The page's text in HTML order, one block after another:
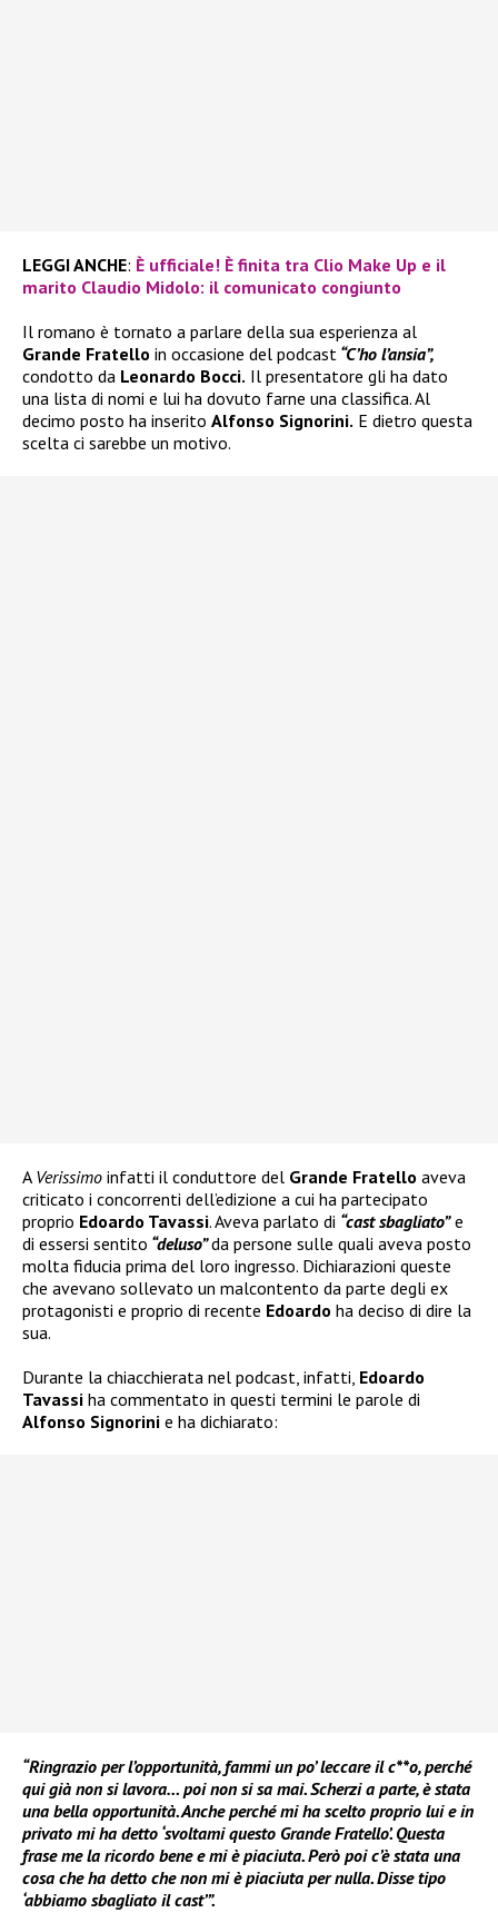
LEGGI ANCHE: È ufficiale! È finita tra Clio Make Up e il
marito Claudio Midolo: il comunicato congiunto
Il romano è tornato a parlare della sua esperienza al
Grande Fratello in occasione del podcast “C’ho l’ansia”,
condotto da Leonardo Bocci. Il presentatore gli ha dato
una lista di nomi e lui ha dovuto farne una classifica. Al
decimo posto ha inserito Alfonso Signorini. E dietro questa
scelta ci sarebbe un motivo.
A Verissimo infatti il conduttore del Grande Fratello aveva
criticato i concorrenti dell’edizione a cui ha partecipato
proprio Edoardo Tavassi. Aveva parlato di “cast sbagliato”e
di essersi sentito “deluso”da persone sulle quali aveva posto
molta fiducia prima del loro ingresso. Dichiarazioni queste
che avevano sollevato un malcontento da parte degli ex
protagonisti e proprio di recente Edoardo ha deciso di dire la
sua.
Durante la chiacchierata nel podcast, infatti, Edoardo
Tavassi ha commentato in questi termini le parole di
Alfonso Signorini e ha dichiarato:
“Ringrazio per l’opportunità, fammi un po’ leccare il c**o, perché
qui già non si lavora… poi non si sa mai. Scherzi a parte, è stata
una bella opportunità. Anche perché mi ha scelto proprio lui e in
privato mi ha detto ‘svoltami questo Grande Fratello’. Questa
frase me la ricordo bene e mi è piaciuta. Però poi c’è stata una
cosa che ha detto che non mi è piaciuta per nulla. Disse tipo
‘abbiamo sbagliato il cast’”.